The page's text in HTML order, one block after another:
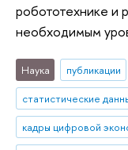
робототехнике и
необходимым
Наука публикации
статистические
кадры цифровой